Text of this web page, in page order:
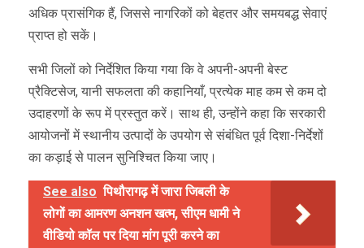
अधिक प्रासंगिक हैं, जिससे नागरिकों को बेहतर और समयबद्ध सेवाएं
प्राप्त हो सकें।
सभी जिलों को निर्देशित किया गया कि वे अपनी-अपनी बेस्ट
प्रैक्टिसेज, यानी सफलता की कहानियाँ, प्रत्येक माह कम से कम दो
उदाहरणों के रूप में प्रस्तुत करें। साथ ही, उन्होंने कहा कि सरकारी
आयोजनों में स्थानीय उत्पादों के उपयोग से संबंधित पूर्व दिशा-निर्देशों
का कड़ाई से पालन सुनिश्चित किया जाए।
See also पिथौरागढ़ में जारा जिबली के
लोगों का आमरण अनशन खत्म, सीएम धामी ने
वीडियो कॉल पर दिया मांग पूरी करने का